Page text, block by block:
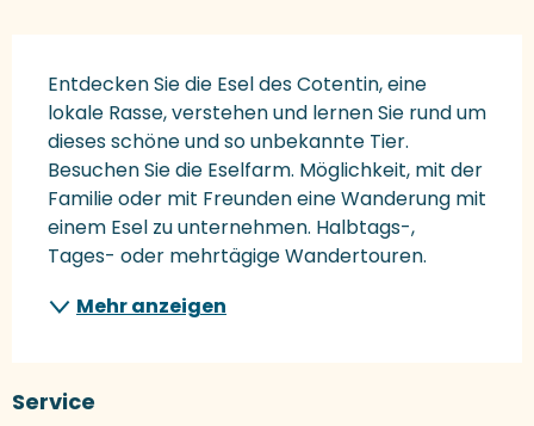
Entdecken Sie die Esel des Cotentin, eine
lokale Rasse, verstehen und lernen Sie rund um
dieses schöne und so unbekannte Tier.
Besuchen Sie die Eselfarm. Möglichkeit, mit der
Familie oder mit Freunden eine Wanderung mit
einem Esel zu unternehmen. Halbtags-,
Tages- oder mehrtägige Wandertouren.
Mehr anzeigen
Service